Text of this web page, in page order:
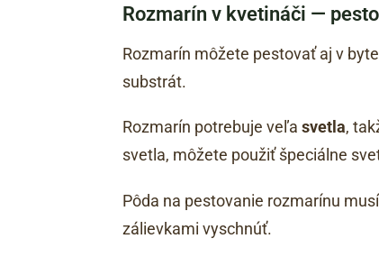
Rozmarín v kvetináči —
Rozmarín môžete pestovať aj v
substrát.
Rozmarín potrebuje veľa svetla,
svetla, môžete použiť špeciálne
Pôda na pestovanie rozmarínu
zálievkami vyschnúť.